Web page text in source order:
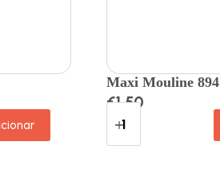
Maxi Mouline 894
€1.50